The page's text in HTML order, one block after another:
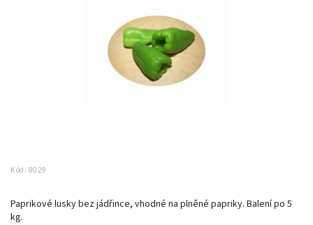
Kód: 8029
Paprikové lusky bez jádřince, vhodné na plněné papriky. Balení po 5
kg.